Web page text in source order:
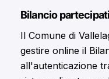
Bilancio
Il Comune di
gestire online il
all'autenticazione